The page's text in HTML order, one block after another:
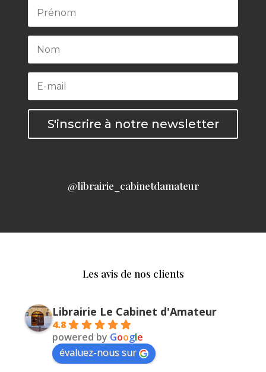
S'inscrire à notre newsletter
@librairie_cabinetdamateur
Les avis de nos clients
Librairie Le Cabinet d'Amateur
4.8
powered by Google
évaluez-nous sur